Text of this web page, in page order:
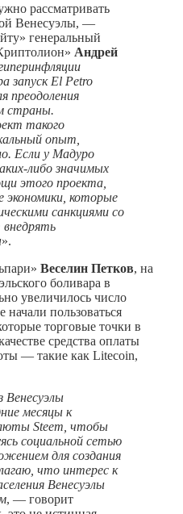
рассматривать
Венесуэлы, —
генеральный
Андрей
запуск El Petro
преодоления
страны.
такого
опыт,
Если у Мадуро
либо значимых
этого проекта,
которые
санкциями со
».
Веселин Петков, на
боливара в
увеличилось число
пользоваться
торговые точки в
средства оплаты
— такие как Litecoin,
Венесуэлы
месяцы к
Steem, чтобы
социальной сетью
для создания
что интерес к
Венесуэлы
, — говорит